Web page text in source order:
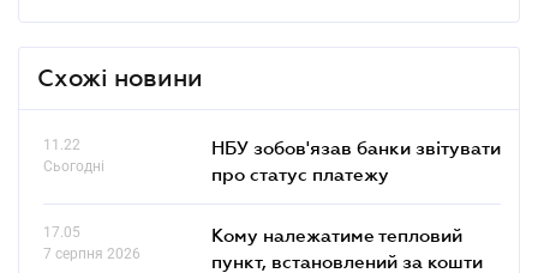
Схожі новини
11.22
Сьогодні
НБУ зобов'язав банки звітувати
про статус платежу
17.05
7 серпня 2026
Кому належатиме тепловий
пункт, встановлений за кошти